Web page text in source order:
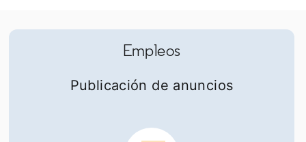
Empleos
Publicación de anuncios